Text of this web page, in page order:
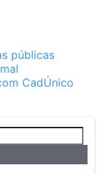
públicas
CadÚnico